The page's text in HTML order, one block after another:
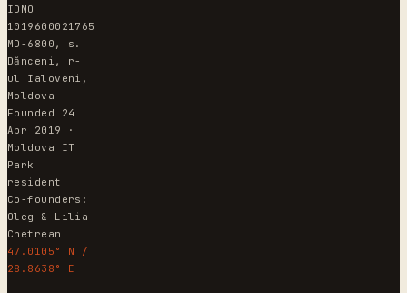
IDNO
1019600021765
MD-6800, s.
Dănceni, r-
ul Ialoveni,
Moldova
Founded 24
Apr 2019 ·
Moldova IT
Park
resident
Co-founders:
Oleg & Lilia
Chetrean
47.0105° N /
28.8638° E